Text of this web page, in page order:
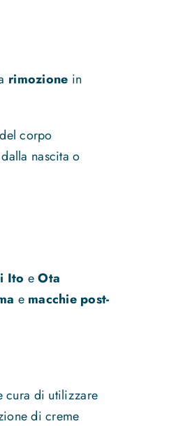
rimozione in
corpo
nascita o
Ito eOta
e macchie post-
cura di utilizzare
di creme